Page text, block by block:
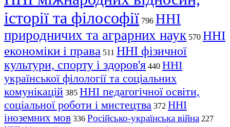
історії та філософії 796 ННІ
природничих та аграрних наук 570 ННІ
економіки і права 511 ННІ фізичної
культури, спорту і здоров'я 440 ННІ
української філології та соціальних
комунікацій 385 ННІ педагогічної освіти,
соціальної роботи і мистецтва 372 ННІ
іноземних мов 336 Російсько-українська війна 227